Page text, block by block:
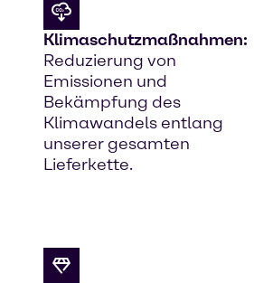
Klimaschutzmaßnahmen:
Reduzierung von
Emissionen und
Bekämpfung des
Klimawandels entlang
unserer gesamten
Lieferkette.